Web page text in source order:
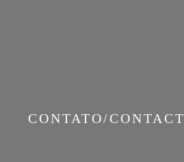
CONTATO/CONTACT